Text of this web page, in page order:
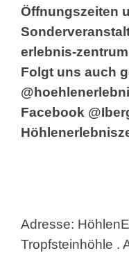
Öffnungszeiten
erlebnis-
Folgt uns auch
Facebook
Adresse:
Tropfsteinhöhle .